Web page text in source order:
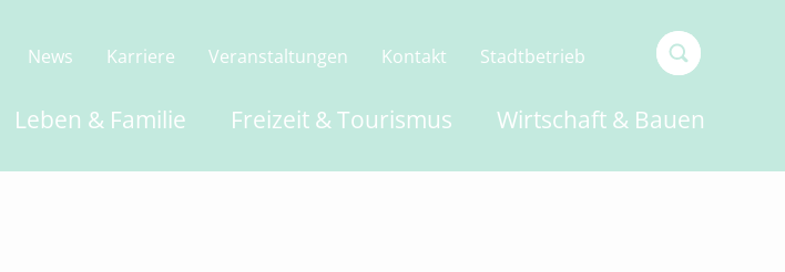
Leben & Familie Freizeit & Tourismus Wirtschaft & Bauen
News Karriere Veranstaltungen Kontakt
Stadtbetrieb
more
for